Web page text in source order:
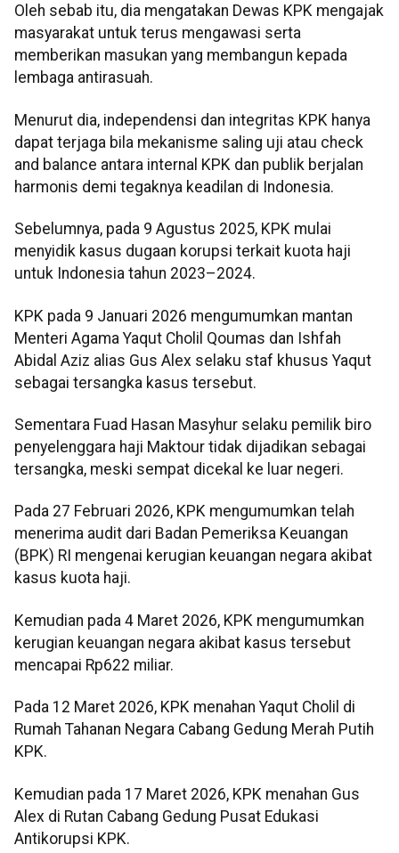
Oleh sebab itu, dia mengatakan Dewas KPK mengajak
masyarakat untuk terus mengawasi serta
memberikan masukan yang membangun kepada
lembaga antirasuah.
Menurut dia, independensi dan integritas KPK hanya
dapat terjaga bila mekanisme saling uji atau check
and balance antara internal KPK dan publik berjalan
harmonis demi tegaknya keadilan di Indonesia.
Sebelumnya, pada 9 Agustus 2025, KPK mulai
menyidik kasus dugaan korupsi terkait kuota haji
untuk Indonesia tahun 2023–2024.
KPK pada 9 Januari 2026 mengumumkan mantan
Menteri Agama Yaqut Cholil Qoumas dan Ishfah
Abidal Aziz alias Gus Alex selaku staf khusus Yaqut
sebagai tersangka kasus tersebut.
Sementara Fuad Hasan Masyhur selaku pemilik biro
penyelenggara haji Maktour tidak dijadikan sebagai
tersangka, meski sempat dicekal ke luar negeri.
Pada 27 Februari 2026, KPK mengumumkan telah
menerima audit dari Badan Pemeriksa Keuangan
(BPK) RI mengenai kerugian keuangan negara akibat
kasus kuota haji.
Kemudian pada 4 Maret 2026, KPK mengumumkan
kerugian keuangan negara akibat kasus tersebut
mencapai Rp622 miliar.
Pada 12 Maret 2026, KPK menahan Yaqut Cholil di
Rumah Tahanan Negara Cabang Gedung Merah Putih
KPK.
Kemudian pada 17 Maret 2026, KPK menahan Gus
Alex di Rutan Cabang Gedung Pusat Edukasi
Antikorupsi KPK.